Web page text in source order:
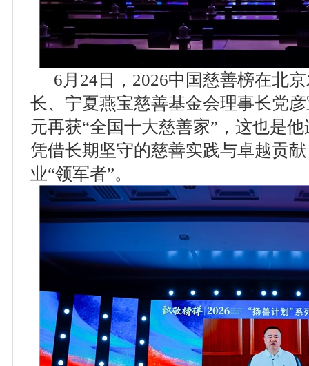
6月24日，2026中国慈善榜在北
长、宁夏燕宝慈善基金会理事长党
元再获“全国十大慈善家”，这也是
凭借长期坚守的慈善实践与卓越贡
业“领军者”。